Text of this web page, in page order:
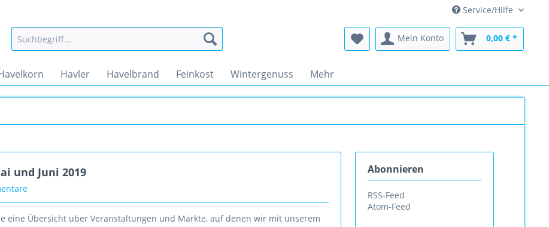
Service/Hilfe
Mein Konto 0,00 € *
Havler Havelbrand Feinkost Wintergenuss Mehr
Abonnieren
RSS-Feed
Atom-Feed
und Juni 2019
eine Übersicht über Veranstaltungen und Märkte, auf denen wir mit unserem